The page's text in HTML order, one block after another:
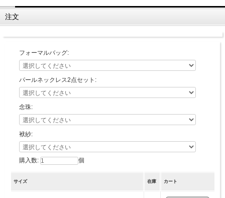
注文
フォーマルバッグ:
パールネックレス2点セット:
念珠:
袱紗:
購入数: 個
サイズ 在庫 カート